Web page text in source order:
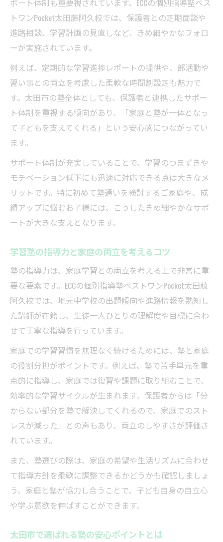
ポート体制も重要視されています。ECCの個別指導塾ベス
トワンPocket太田藤阿久校では、保護者との定期面談や
進路相談、学習計画の見直しなど、きめ細やかなフォロ
ーが実施されています。
例えば、定期的な学習進捗レポートの提供や、部活動や
習い事との両立を考慮した柔軟な時間割設定も魅力で
す。太田市の塾全体としても、保護者と連携したサポー
ト体制を重視する傾向があり、「家庭と塾が一体となっ
て子どもを支えてくれる」という安心感につながってい
ます。
サポート体制が充実していることで、学習のつまずきや
モチベーション低下にも迅速に対応できる点は大きなメ
リットです。特に初めて塾通いを検討するご家庭や、成
績アップに悩むお子様には、こうしたきめ細やかなサポ
ートが大きな支えとなります。
学習塾の指導力と家庭の両立を考えるコツ
塾の指導力は、家庭学習との両立を考える上で非常に重
要な要素です。ECCの個別指導塾ベストワンPocket太田藤
阿久校では、地元中学校の出題傾向や進路情報を熟知し
た講師が在籍し、生徒一人ひとりの理解度や目標に合わ
せて丁寧な指導を行っています。
家庭での学習習慣を無理なく続けるためには、塾と家庭
の役割分担がポイントです。例えば、塾で苦手単元を重
点的に指導し、家庭では復習や課題に取り組むことで、
効率的な学習サイクルが生まれます。保護者からは「分
からない部分を塾で解決してくれるので、家庭でのスト
レスが減った」との声もあり、両立のしやすさが評価さ
れています。
また、塾選びの際は、家庭の希望や生活リズムに合わせ
て指導方針を柔軟に調整できるかどうかも確認しましょ
う。家庭と塾が協力し合うことで、子ども自身の自立心
や学ぶ意欲を伸ばすことができます。
太田市で選ばれる塾の安心ポイントとは